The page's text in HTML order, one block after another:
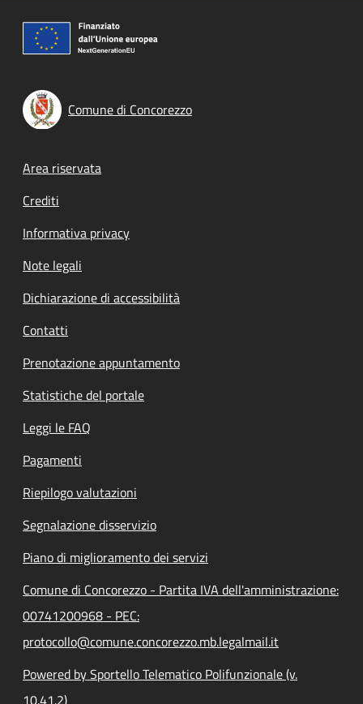
Comune di Concorezzo
Footer menu
Area riservata
Crediti
Informativa privacy
Note legali
Dichiarazione di accessibilità
Contatti
Prenotazione appuntamento
Statistiche del portale
Leggi le FAQ
Pagamenti
Riepilogo valutazioni
Segnalazione disservizio
Piano di miglioramento dei servizi
Comune di Concorezzo - Partita IVA dell'amministrazione:
00741200968 - PEC:
protocollo@comune.concorezzo.mb.legalmail.it
Powered by Sportello Telematico Polifunzionale (v.
10.41.2)